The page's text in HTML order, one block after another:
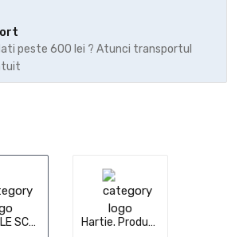
peste 600 lei ? Atunci transportul
ARTICOLE SCOLARE Hartie. Produse din hartie